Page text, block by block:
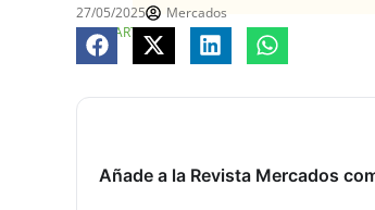
27/05/2025
Mercados
COMPARTE
Añade a la Revista Mercados